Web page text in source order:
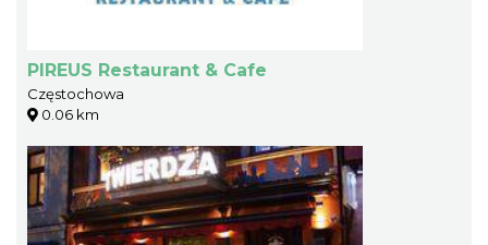
PIREUS Restaurant & Cafe
Częstochowa
0.06 km